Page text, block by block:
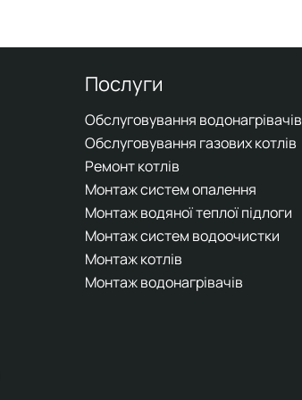
Послуги
Обслуговування водонагрівачів
Обслуговування газових котлів
Ремонт котлів
Монтаж систем опалення
Монтаж водяної теплої підлоги
Монтаж систем водоочистки
Монтаж котлів
Монтаж водонагрівачів